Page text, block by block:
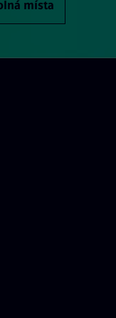
místa